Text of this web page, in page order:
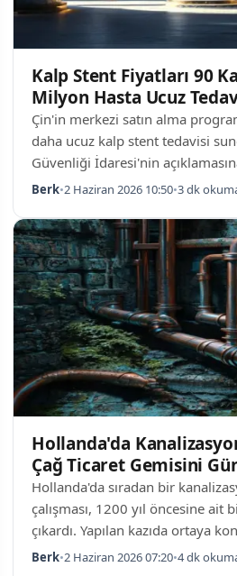
Kalp Stent Fiyatları 90
Milyon Hasta Ucuz
Çin'in merkezi satın alma
daha ucuz kalp stent tedavisi
Güvenliği İdaresi'nin
tıkanıklığını açan tüpler için
kat düştü. Merkezi Alımın Etkisi
toplu satın alma stratejisinin
Nisan ayına kadar ülke genelinde
stentlerinin yüzde 90'ından
kapsamında tedarik edildi. İ…
Berk•2 Haziran 2026 10:50•3 dk
Hollanda'da
Çağ Ticaret Gemisini
Hollanda'da sıradan bir
çalışması, 1200 yıl öncesine
çıkardı. Yapılan kazıda ortaya
uzunluğundaki işlenmiş ahşap
Berk•2 Haziran 2026 07:20•4 dk